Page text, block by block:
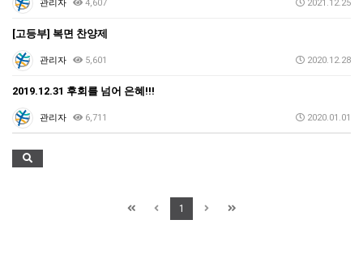
관리자 4,607 2021.12.25
[고등부] 복면 찬양제
관리자 5,601 2020.12.28
2019.12.31 후회를 넘어 은혜!!!
관리자 6,711 2020.01.01
1